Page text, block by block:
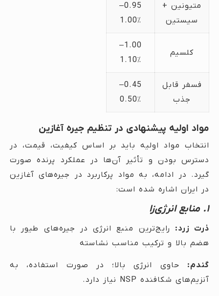
متیونین +
سیستین
0.95–
1.00٪
کلسیم
1.00–
1.10٪
فسفر قابل
جذب
0.45–
0.50٪
مواد اولیه پیشنهادی در تنظیم جیره آغازین
انتخاب مواد اولیه باید بر اساس کیفیت، قیمت، در
دسترس بودن و تأثیر آن‌ها در عملکرد پرنده صورت
گیرد. در ادامه، به مواد پرکاربرد در جیره‌های آغازین
در ایران اشاره شده است:
۱. منابع انرژی‌زا
ذرت زرد: رایج‌ترین منبع انرژی در جیره‌های طیور با
هضم بالا و ترکیب مناسب نشاسته
گندم: حاوی انرژی بالا؛ در صورت استفاده، به
آنزیم‌های شکافنده NSP نیاز دارد.